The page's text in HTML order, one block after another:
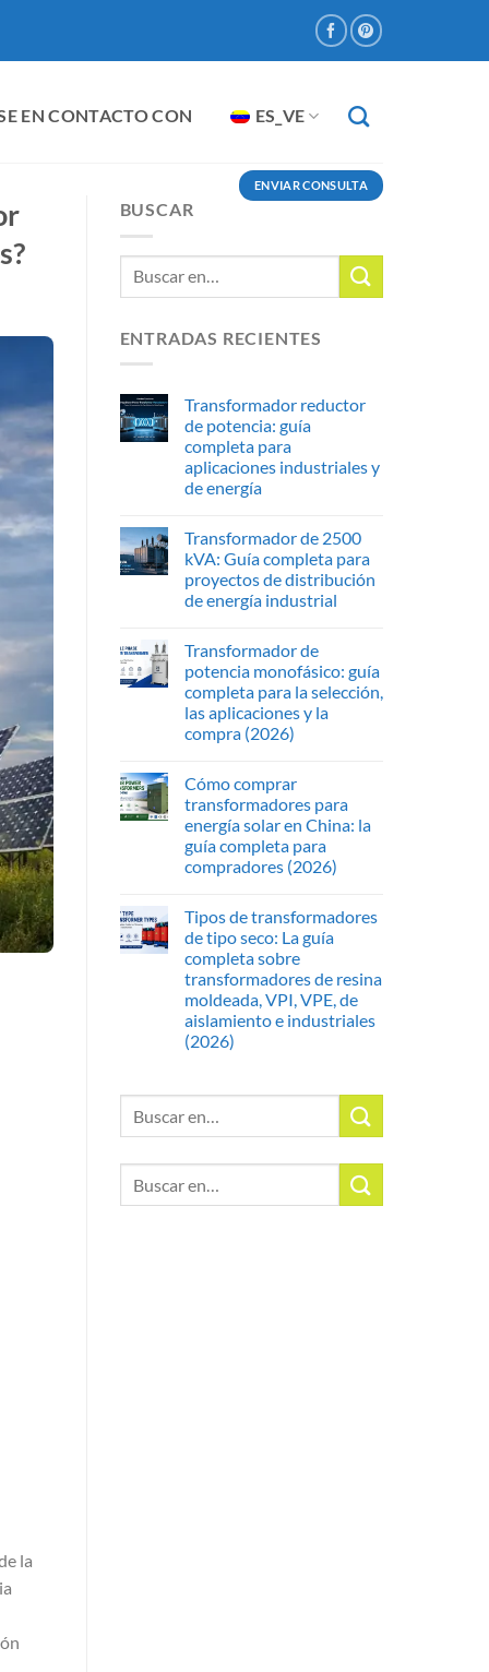
EN CONTACTO CON ES_VE
ENVIAR CONSULTA
la
BUSCAR
ENTRADAS RECIENTES
Transformador reductor
de potencia: guía
completa para
aplicaciones industriales y
de energía
Transformador de 2500
kVA: Guía completa para
proyectos de distribución
de energía industrial
Transformador de
potencia monofásico: guía
completa para la selección,
las aplicaciones y la
compra (2026)
Cómo comprar
transformadores para
energía solar en China: la
guía completa para
compradores (2026)
Tipos de transformadores
de tipo seco: La guía
completa sobre
transformadores de resina
moldeada, VPI, VPE, de
aislamiento e industriales
(2026)